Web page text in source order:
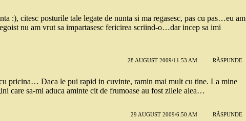
:), citesc posturile tale legate de nunta si ma regasesc, pas cu pas…eu am
nu am vrut sa impartasesc fericirea scriind-o…dar incep sa imi
28 AUGUST 2009/11:53 AM RĂSPUNDE
pricina… Daca le pui rapid in cuvinte, ramin mai mult cu tine. La mine
care sa-mi aduca aminte cit de frumoase au fost zilele alea…
29 AUGUST 2009/6:50 AM RĂSPUNDE